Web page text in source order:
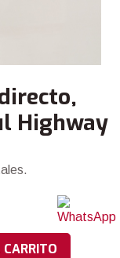
Highway